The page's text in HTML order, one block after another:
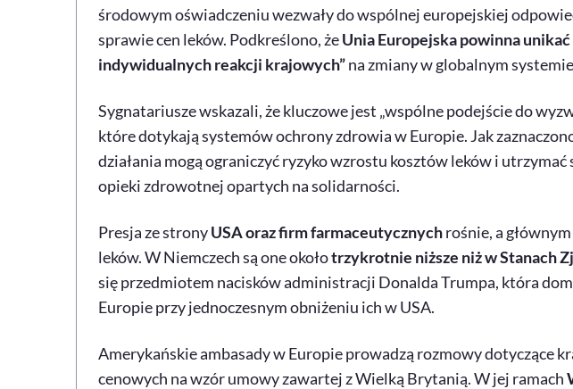
środowym oświadczeniu wezwały do wspólnej europejskiej
sprawie cen leków. Podkreślono, żeUnia Europejska powinna
indywidualnych reakcji krajowych”na zmiany w globalnym
Sygnatariusze wskazali, że kluczowe jest „wspólne podejście do
które dotykają systemów ochrony zdrowia w Europie. Jak
działania mogą ograniczyć ryzyko wzrostu kosztów leków i
opieki zdrowotnej opartych na solidarności.
Presja ze stronyUSA oraz firm farmaceutycznychrośnie, a
leków. W Niemczech są one okołotrzykrotnie niższe niż w Stanach
się przedmiotem nacisków administracji DonaldaTrumpa, która
Europie przy jednoczesnym obniżeniu ich w USA.
Amerykańskie ambasady w Europie prowadzą rozmowy dotyczące
cenowych na wzór umowy zawartej z Wielką Brytanią. W jej ramach